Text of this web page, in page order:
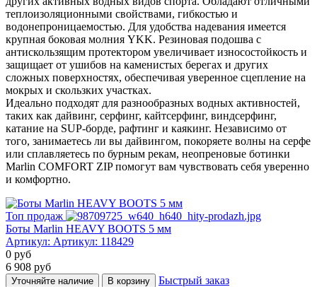
теплоизоляционными свойствами, гибкостью и
водонепроницаемостью. Для удобства надевания имеется
крупная боковая молния YKK. Резиновая подошва с
антискользящим протектором увеличивает износостойкость и
защищает от ушибов на каменистых берегах и других
сложных поверхностях, обеспечивая уверенное сцепление на
мокрых и скользких участках.
Идеально подходят для разнообразных водных активностей,
таких как дайвинг, серфинг, кайтсерфинг, виндсерфинг,
катание на SUP-борде, рафтинг и каякинг. Независимо от
того, занимаетесь ли вы дайвингом, покоряете волны на серфе
или сплавляетесь по бурным рекам, неопреновые ботинки
Marlin COMFORT ZIP помогут вам чувствовать себя уверенно
и комфортно.
Топ продаж
Боты Marlin HEAVY BOOTS 5 мм
Артикул: Артикул: 118429
0 руб
6 908 руб
Уточняйте наличие В корзину Быстрый заказ